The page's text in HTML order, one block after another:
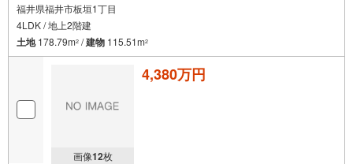
福井県福井市板垣1丁目
4LDK / 地上2階建
土地178.79m2 /建物 115.51m2
画像12枚
4,380万円